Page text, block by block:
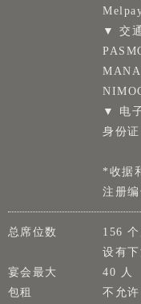
▼ 交
▼ 电
身份证
*收据
注册
总席位数
156 个
设有
宴会最大
40 人
包租
不允许